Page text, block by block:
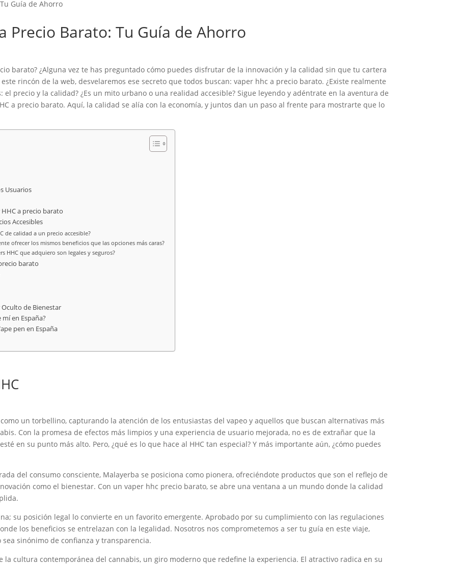
Guía de Ahorro
Precio Barato: Tu Guía de Ahorro
barato? ¿Alguna vez te has preguntado cómo puedes disfrutar de la innovación y la calidad sin que tu cartera
rincón de la web, desvelaremos ese secreto que todos buscan: vaper hhc a precio barato. ¿Existe realmente
precio y la calidad? ¿Es un mito urbano o una realidad accesible? Sigue leyendo y adéntrate en la aventura de
a precio barato. Aquí, la calidad se alía con la economía, y juntos dan un paso al frente para mostrarte que lo
Usuarios
a precio barato
Accesibles
de calidad a un precio accesible?
ofrecer los mismos beneficios que las opciones más caras?
HHC que adquiero son legales y seguros?
barato
Oculto de Bienestar
en España?
pen en España
un torbellino, capturando la atención de los entusiastas del vapeo y aquellos que buscan alternativas más
Con la promesa de efectos más limpios y una experiencia de usuario mejorada, no es de extrañar que la
en su punto más alto. Pero, ¿qué es lo que hace al HHC tan especial? Y más importante aún, ¿cómo puedes
del consumo consciente, Malayerba se posiciona como pionera, ofreciéndote productos que son el reflejo de
como el bienestar. Con un vaper hhc precio barato, se abre una ventana a un mundo donde la calidad
su posición legal lo convierte en un favorito emergente. Aprobado por su cumplimiento con las regulaciones
los beneficios se entrelazan con la legalidad. Nosotros nos comprometemos a ser tu guía en este viaje,
sinónimo de confianza y transparencia.
la cultura contemporánea del cannabis, un giro moderno que redefine la experiencia. El atractivo radica en su